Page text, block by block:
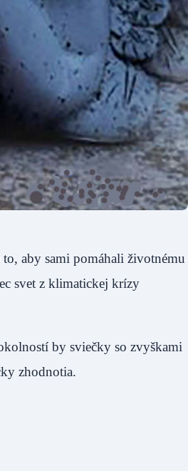
aby sami pomáhali životnému
svet z klimatickej krízy
by sviečky so zvyškami
zhodnotia.